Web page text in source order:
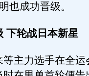
也成功晋级。
轮战日本新星
主力选手在全运